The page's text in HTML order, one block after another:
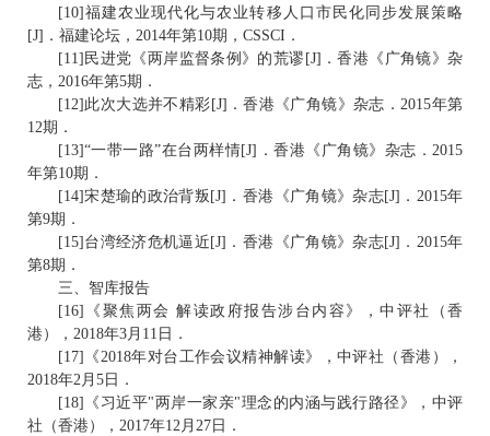
[10]福建农业现代化与农业转移人口市民化同步发展策略
[J]．福建论坛，2014年第10期，CSSCI．
[11]民进党《两岸监督条例》的荒谬[J]．香港《广角镜》杂
志，2016年第5期．
[12]此次大选并不精彩[J]．香港《广角镜》杂志．2015年第
12期．
[13]“一带一路”在台两样情[J]．香港《广角镜》杂志．2015
年第10期．
[14]宋楚瑜的政治背叛[J]．香港《广角镜》杂志[J]．2015年
第9期．
[15]台湾经济危机逼近[J]．香港《广角镜》杂志[J]．2015年
第8期．
三、智库报告
[16]《聚焦两会 解读政府报告涉台内容》，中评社（香
港），2018年3月11日．
[17]《2018年对台工作会议精神解读》，中评社（香港），
2018年2月5日．
[18]《习近平"两岸一家亲"理念的内涵与践行路径》，中评
社（香港），2017年12月27日．